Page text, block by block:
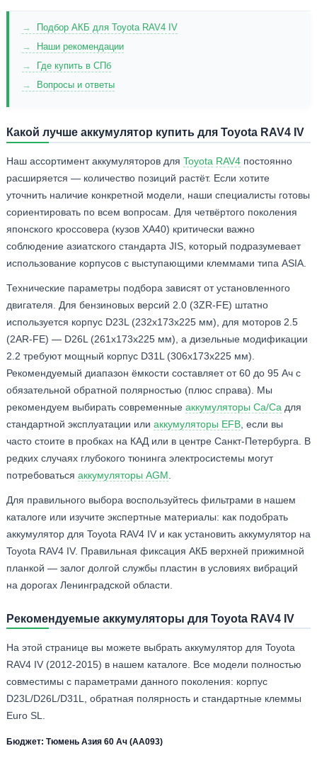
Подбор АКБ для Toyota RAV4 IV
Наши рекомендации
Где купить в СПб
Вопросы и ответы
Какой лучше аккумулятор купить для Toyota RAV4 IV
Наш ассортимент аккумуляторов для Toyota RAV4 постоянно
расширяется — количество позиций растёт. Если хотите
уточнить наличие конкретной модели, наши специалисты готовы
сориентировать по всем вопросам. Для четвёртого поколения
японского кроссовера (кузов XA40) критически важно
соблюдение азиатского стандарта JIS, который подразумевает
использование корпусов с выступающими клеммами типа ASIA.
Технические параметры подбора зависят от установленного
двигателя. Для бензиновых версий 2.0 (3ZR-FE) штатно
используется корпус D23L (232x173x225 мм), для моторов 2.5
(2AR-FE) — D26L (261x173x225 мм), а дизельные модификации
2.2 требуют мощный корпус D31L (306x173x225 мм).
Рекомендуемый диапазон ёмкости составляет от 60 до 95 Ач с
обязательной обратной полярностью (плюс справа). Мы
рекомендуем выбирать современные аккумуляторы Ca/Ca для
стандартной эксплуатации или аккумуляторы EFB , если вы
часто стоите в пробках на КАД или в центре Санкт-Петербурга. В
редких случаях глубокого тюнинга электросистемы могут
потребоваться аккумуляторы AGM
Для правильного выбора воспользуйтесь фильтрами в нашем
каталоге или изучите экспертные материалы: как подобрать
аккумулятор для Toyota RAV4 IV и как установить аккумулятор на
Toyota RAV4 IV. Правильная фиксация АКБ верхней прижимной
планкой — залог долгой службы пластин в условиях вибраций
на дорогах Ленинградской области.
Рекомендуемые аккумуляторы для Toyota RAV4 IV
На этой странице вы можете выбрать аккумулятор для Toyota
RAV4 IV (2012-2015) в нашем каталоге. Все модели полностью
совместимы с параметрами данного поколения: корпус
D23L/D26L/D31L, обратная полярность и стандартные клеммы
Euro SL.
Бюджет: Тюмень Азия 60 Ач (АА093)